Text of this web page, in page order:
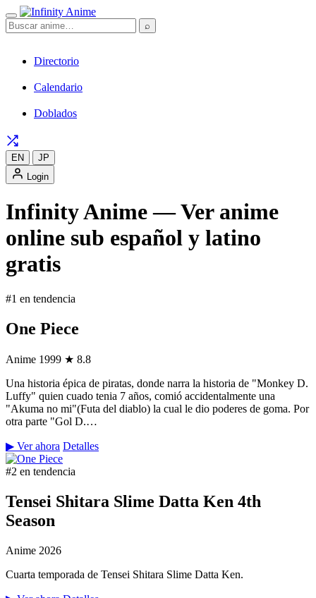
⌕
Directorio
Calendario
Doblados
EN
JP
Login
Infinity Anime — Ver anime
online sub español y latino
gratis
#1 en tendencia
One Piece
Anime 1999 ★ 8.8
Una historia épica de piratas, donde narra la historia de "Monkey D.
Luffy" quien cuado tenia 7 años, comió accidentalmente una
"Akuma no mi"(Futa del diablo) la cual le dio poderes de goma. Por
otra parte "Gol D.…
▶ Ver ahora Detalles
#2 en tendencia
Tensei Shitara Slime Datta Ken 4th
Season
Anime 2026
Cuarta temporada de Tensei Shitara Slime Datta Ken.